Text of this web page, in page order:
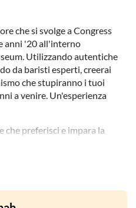
che si svolge a Congress
anni '20 all'interno
Utilizzando autentiche
da baristi esperti, creerai
che stupiranno i tuoi
a venire. Un'esperienza
che preferisci e impara la
mentre prepari i tuoi